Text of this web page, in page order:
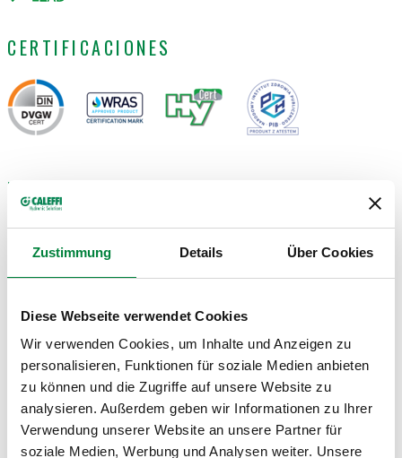
Zustimmung Details Über Cookies
Diese Webseite verwendet Cookies
Wir verwenden Cookies, um Inhalte und Anzeigen zu
personalisieren, Funktionen für soziale Medien anbieten
zu können und die Zugriffe auf unsere Website zu
analysieren. Außerdem geben wir Informationen zu Ihrer
Verwendung unserer Website an unsere Partner für
soziale Medien, Werbung und Analysen weiter. Unsere
CERTIFICACIONES
PLANOS Y ESPECIFICACIONES
Código de
Conexión DN
Rango de ajuste de
Actions
Rp 1/2" (EN
10226-1) H
DN 15
(cuerpo)
DWG DXF PDF